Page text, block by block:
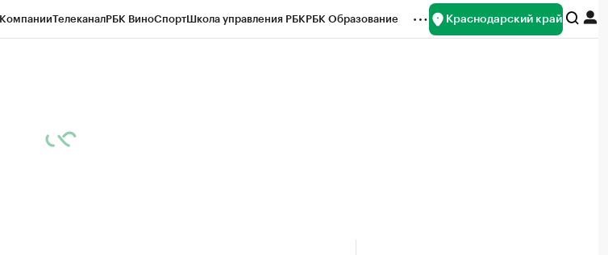
ТелеканалРБК ВиноСпортШкола управления РБКРБК Образование Краснодарский край